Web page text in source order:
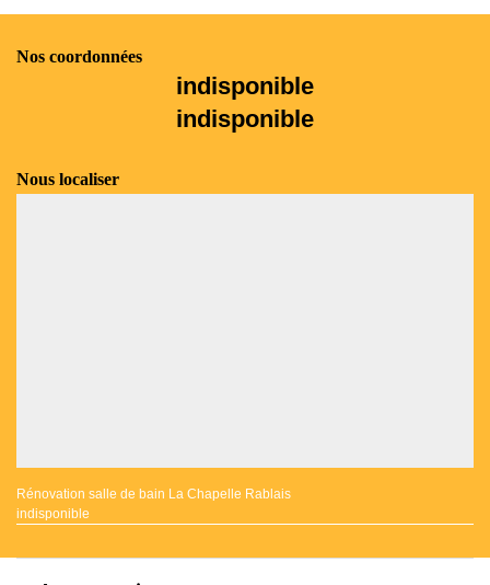
Nos coordonnées
indisponible
indisponible
Nous localiser
Rénovation salle de bain La Chapelle Rablais
indisponible